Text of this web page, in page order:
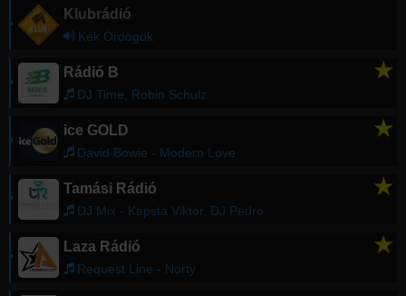
Klubrádió
Kék Ördögök
Rádió B ★
DJ Time, Robin Schulz
ice GOLD ★
David Bowie - Modern Love
Tamási Rádió ★
DJ Mix - Kepsta Viktor, DJ Pedro
Laza Rádió ★
Request Line - Norty